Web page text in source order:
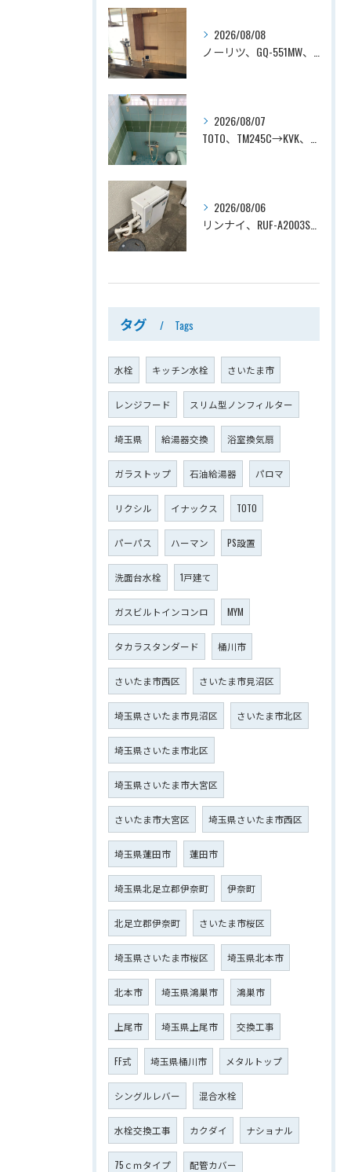
2026/08/08
2026/08/07
2026/08/06
タグ Tags
水栓 キッチン水栓 さいたま市
レンジフード スリム型ノンフィルター
埼玉県 給湯器交換 浴室換気扇
ガラストップ 石油給湯器 パロマ
リクシル イナックス TOTO
パーパス ハーマン PS設置
洗面台水栓 1戸建て
ガスビルトインコンロ MYM
タカラスタンダード 桶川市
さいたま市西区 さいたま市見沼区
埼玉県さいたま市見沼区 さいたま市北区
埼玉県さいたま市北区
埼玉県さいたま市大宮区
さいたま市大宮区 埼玉県さいたま市西区
埼玉県蓮田市 蓮田市
埼玉県北足立郡伊奈町 伊奈町
北足立郡伊奈町 さいたま市桜区
埼玉県さいたま市桜区 埼玉県北本市
北本市 埼玉県鴻巣市 鴻巣市
上尾市 埼玉県上尾市 交換工事
FF式 埼玉県桶川市 メタルトップ
シングルレバー 混合水栓
水栓交換工事 カクダイ ナショナル
75ｃｍタイプ 配管カバー